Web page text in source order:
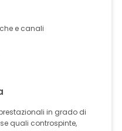
e canali
in grado di
quali controspinte,